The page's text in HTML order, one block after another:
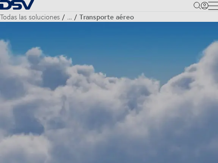
Volver a la página principal
Todas las soluciones … Transporte aéreo